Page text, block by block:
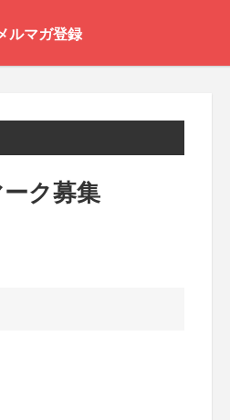
ルマガ登録
ク募集